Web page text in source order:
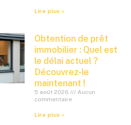
Lire plus »
Obtention de prêt
immobilier : Quel est
le délai actuel ?
Découvrez-le
maintenant !
5 août 2026
Aucun
commentaire
Lire plus »